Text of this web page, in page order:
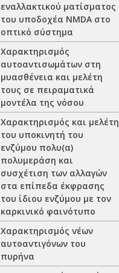
εναλλακτικού ματίσματος
του υποδοχέα NMDA στο
οπτικό σύστημα
Χαρακτηρισμός
αυτοαντισωμάτων στη
μυασθένεια και μελέτη
τους σε πειραματικά
μοντέλα της νόσου
Χαρακτηρισμός και μελέτη
του υποκινητή του
ενζύμου πολυ(α)
πολυμεράση και
συσχέτιση των αλλαγών
στα επίπεδα έκφρασης
του ίδιου ενζύμου με τον
καρκινικό φαινότυπο
Χαρακτηρισμός νέων
αυτοαντιγόνων του
πυρήνα